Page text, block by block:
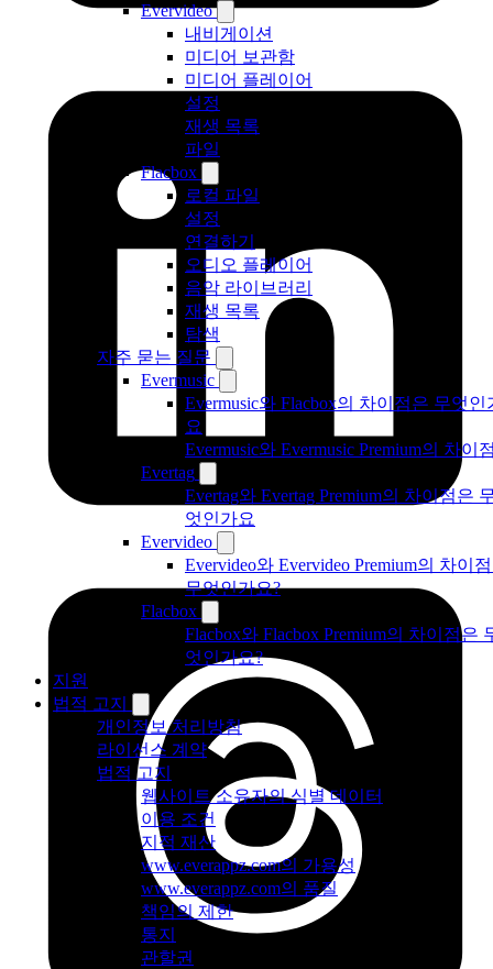
Evervideo
내비게이션
미디어 보관함
미디어 플레이어
설정
재생 목록
파일
Flacbox
로컬 파일
설정
연결하기
오디오 플레이어
음악 라이브러리
재생 목록
탐색
자주 묻는 질문
Evermusic
Evermusic와 Flacbox의 차이점은 무엇인
요
Evermusic와 Evermusic Premium의 차이
Evertag
Evertag와 Evertag Premium의 차이점은
엇인가요
Evervideo
Evervideo와 Evervideo Premium의 차이
무엇인가요?
Flacbox
Flacbox와 Flacbox Premium의 차이점은
엇인가요?
지원
법적 고지
개인정보 처리방침
라이선스 계약
법적 고지
웹사이트 소유자의 식별 데이터
이용 조건
지적 재산
www.everappz.com의 가용성
www.everappz.com의 품질
책임의 제한
통지
관할권